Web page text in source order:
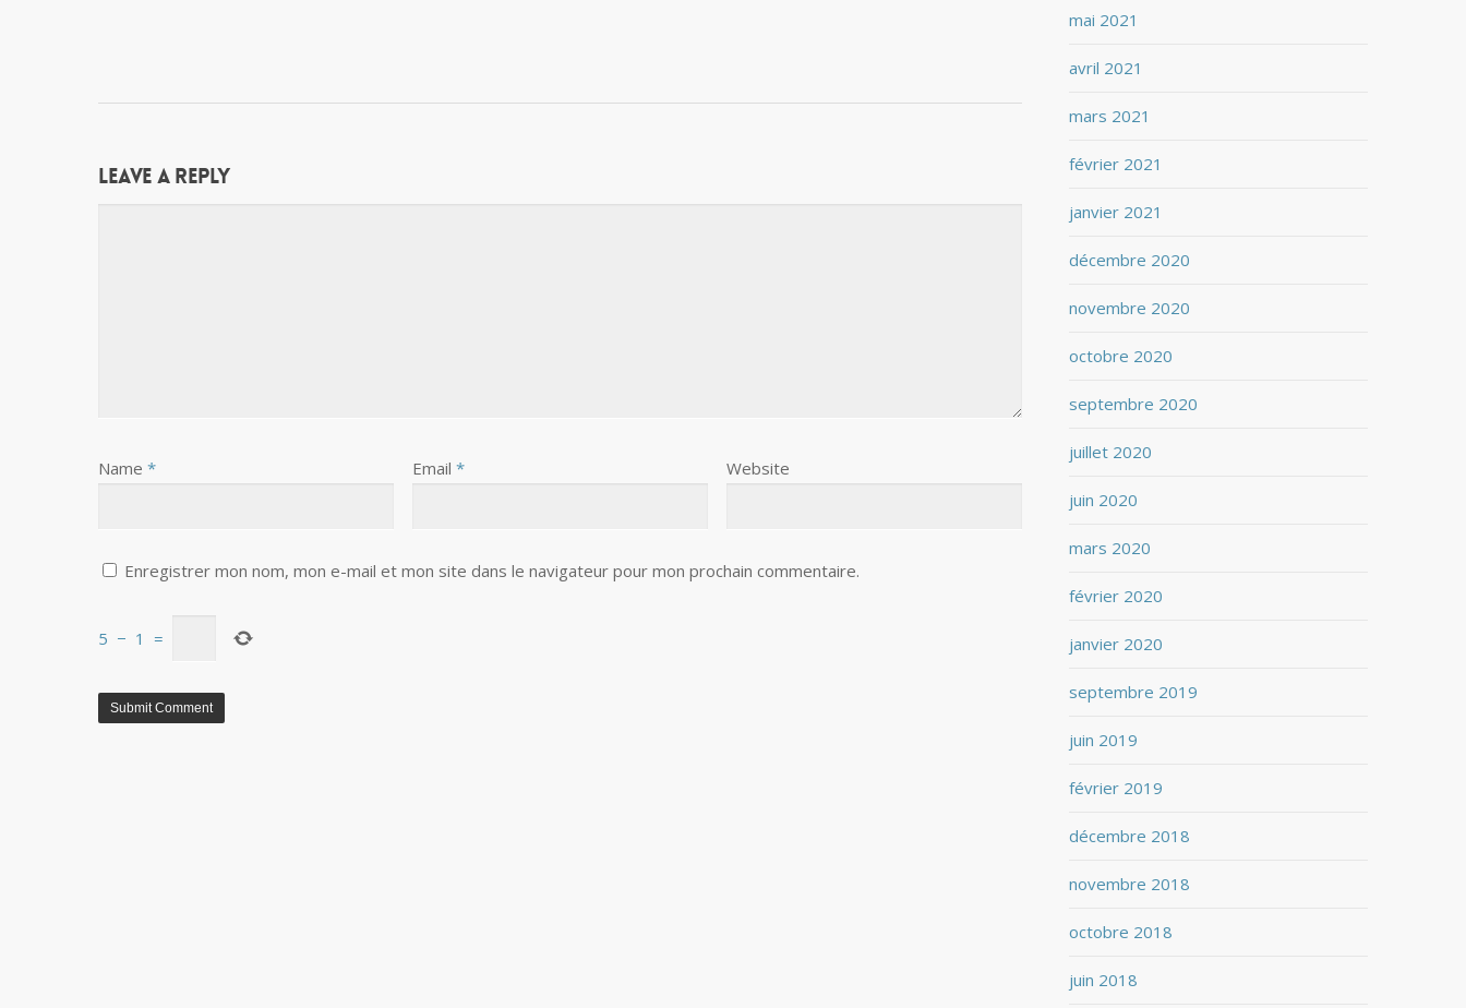
Leave a Reply
Name * Email* Website
Enregistrer mon nom, mon e-mail et mon site dans le navigateur pour mon prochain commentaire.
5 − 1 =
mai 2021
avril 2021
mars 2021
février 2021
janvier 2021
décembre 2020
novembre 2020
octobre 2020
septembre 2020
juillet 2020
juin 2020
mars 2020
février 2020
janvier 2020
septembre 2019
juin 2019
février 2019
décembre 2018
novembre 2018
octobre 2018
juin 2018